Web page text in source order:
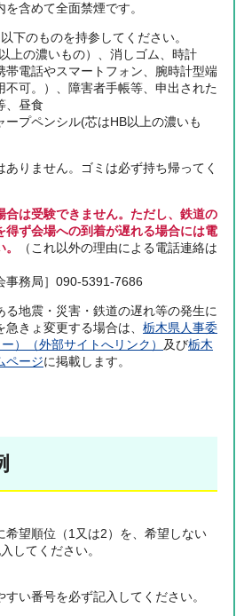
含めて全面禁煙です。
下のものを持参してください。
上の濃いもの）、消しゴム、時計
帯電話やスマートフォン、腕時計型端
不可。）、障害者手帳等、申出された
、昼食
プペンシル(芯はHB以上の濃いも
りません。ゴミは必ず持ち帰ってく
合は受験できません。ただし、鉄道の
得ず会場への到着が遅れる場合には電
（これ以外の理由による電話連絡は
事務局］090-5391-7686
る地震・災害・鉄道の遅れ等の発生に
きょ変更する場合は、 栃木県人事委
）（外部サイトへリンク） 及び栃木
ページに掲載します。
希望順位（1又は2）を、希望しない
してください。
い番号を必ず記入してください。